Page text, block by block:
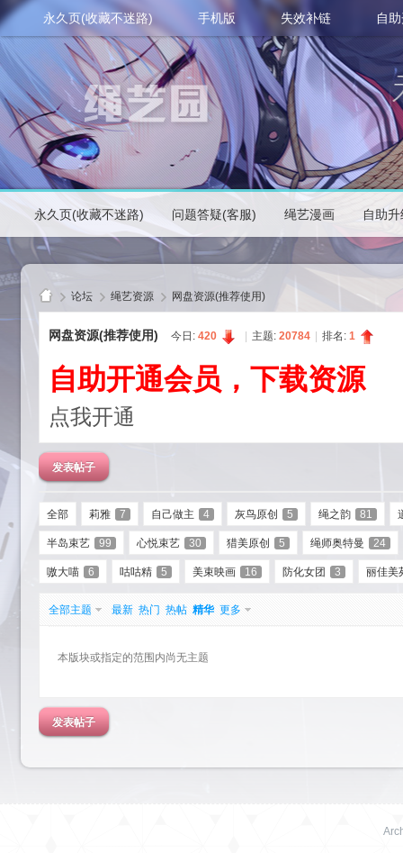
永久页(收藏不迷路) 手机版 失效补链 自
永久页(收藏不迷路) 问题答疑(客服) 绳艺漫画 自助
艺
园-
论坛 绳艺资源 网盘资源(推荐使用)
网盘资源(推荐使用) 今日: 420 主题: 20784 排名: 1
自助开通会员，下载资源
点我开通
发表帖子
全部 莉雅 7 自己做主 4 灰鸟原创 5 绳之韵 81
半岛束艺 99 心悦束艺 30 猎美原创 5 绳师奥特曼 24
嗷大喵 6 咕咕精 5 美束映画 16 防化女团 3 丽佳美
全部主题 最新 热门 热帖 精华 更多
本版块或指定的范围内尚无主题
发表帖子